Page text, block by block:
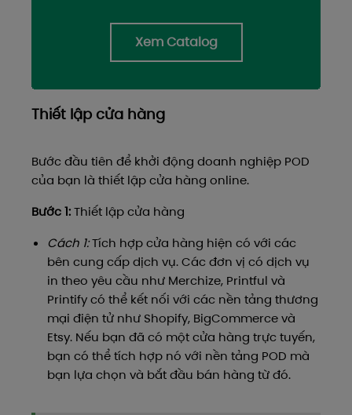
Xem Catalog
Thiết lập cửa hàng
Bước đầu tiên để khởi động doanh nghiệp POD
của bạn là thiết lập cửa hàng online.
Bước 1:Thiết lập cửa hàng
Cách 1:Tích hợp cửa hàng hiện có với các
bên cung cấp dịch vụ. Các đơn vị có dịch vụ
in theo yêu cầu như Merchize, Printful và
Printify có thể kết nối với các nền tảng thương
mại điện tử như Shopify, BigCommerce và
Etsy. Nếu bạn đã có một cửa hàng trực tuyến,
bạn có thể tích hợp nó với nền tảng POD mà
bạn lựa chọn và bắt đầu bán hàng từ đó.